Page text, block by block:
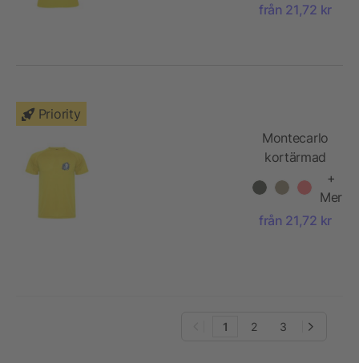
från 21,72 kr
Priority
Montecarlo
kortärmad
sport-T-shirt
för herr
+
Mer
från 21,72 kr
1 2 3